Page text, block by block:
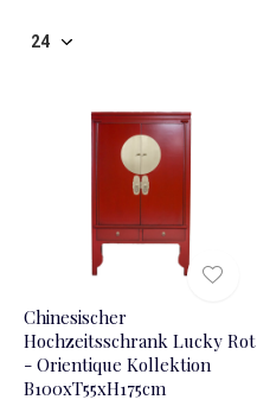
Chinesischer
Hochzeitsschrank Lucky Rot
- Orientique Kollektion
B100xT55xH175cm